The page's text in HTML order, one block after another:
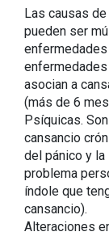
Las causas
pueden ser
asocian a
(más de 6
Psíquicas.
cansancio
del pánico y
problema
índole que
cansancio).
Alteraciones